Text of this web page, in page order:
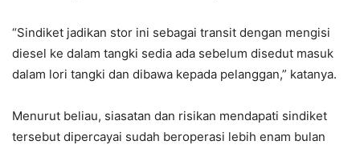
“Sindiket jadikan stor ini sebagai transit dengan mengisi
diesel ke dalam tangki sedia ada sebelum disedut masuk
dalam lori tangki dan dibawa kepada pelanggan,” katanya.
Menurut beliau, siasatan dan risikan mendapati sindiket
tersebut dipercayai sudah beroperasi lebih enam bulan